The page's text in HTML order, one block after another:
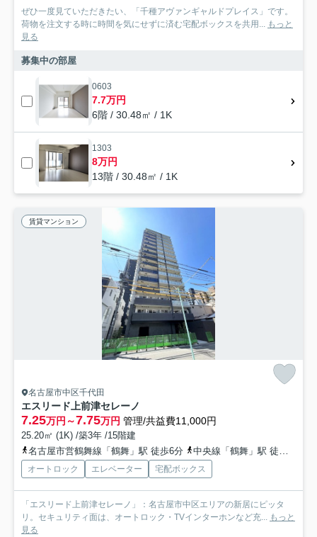
ぜひ一度見ていただきたい、「千種アヴァンギャルドプレイス」です。
荷物を注文する時に時間を気にせずに済む宅配ボックスを共用... もっと
見る
募集中の部屋
0603
7.7万円
6階 / 30.48㎡ / 1K
1303
8万円
13階 / 30.48㎡ / 1K
賃貸マンション
名古屋市中区千代田
エスリード上前津セレーノ
7.25万円～7.75万円 管理/共益費11,000円
25.20㎡ (1K) /築3年 /15階建
名古屋市営鶴舞線「鶴舞」駅 徒歩6分
中央線「鶴舞」駅 徒歩9分
オートロック エレベーター 宅配ボックス
「エスリード上前津セレーノ」：名古屋市中区エリアの新居にピッタ
リ。セキュリティ面は、オートロック・TVインターホンなど充... もっと
見る